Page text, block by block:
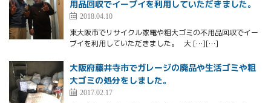
用品回収でイーブイを利用していただきました。
2018.04.10
東大阪市でリサイクル家電や粗大ゴミの不用品回収でイー
ブイを利用していただきました。 大 […][…]
大阪府藤井寺市でガレージの廃品や生活ゴミや粗
大ゴミの処分をしました。
2017.02.17